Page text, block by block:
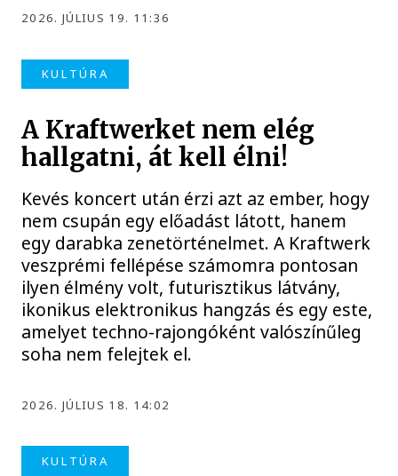
2026. JÚLIUS 19. 11:36
KULTÚRA
A Kraftwerket nem elég
hallgatni, át kell élni!
Kevés koncert után érzi azt az ember, hogy
nem csupán egy előadást látott, hanem
egy darabka zenetörténelmet. A Kraftwerk
veszprémi fellépése számomra pontosan
ilyen élmény volt, futurisztikus látvány,
ikonikus elektronikus hangzás és egy este,
amelyet techno-rajongóként valószínűleg
soha nem felejtek el.
2026. JÚLIUS 18. 14:02
KULTÚRA